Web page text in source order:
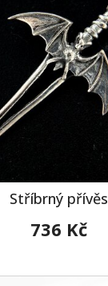
Stříbrný přívěs
736 Kč